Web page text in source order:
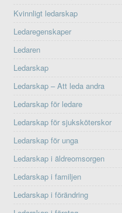
Kvinnligt ledarskap
Ledaregenskaper
Ledaren
Ledarskap
Ledarskap – Att leda andra
Ledarskap för ledare
Ledarskap för sjuksköterskor
Ledarskap för unga
Ledarskap i äldreomsorgen
Ledarskap i familjen
Ledarskap i förändring